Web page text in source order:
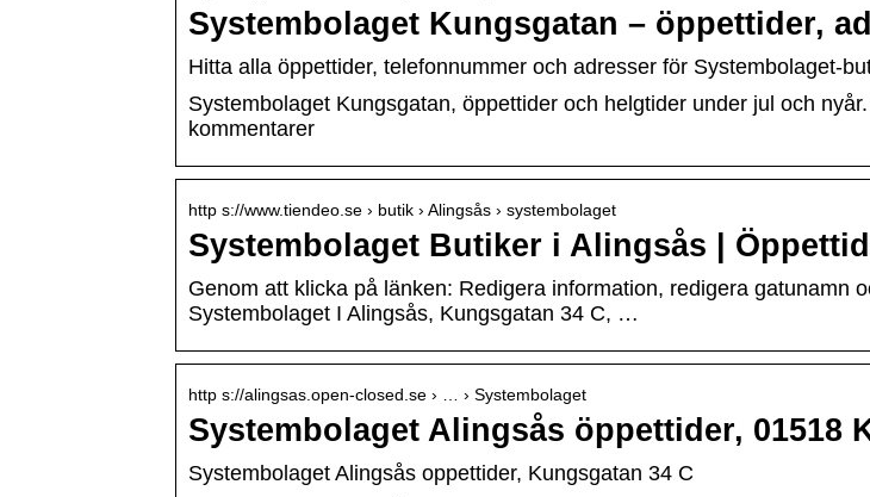
Systembolaget Kungsgatan – öppettider,
Hitta alla öppettider, telefonnummer och adresser för Systembolaget-
Systembolaget Kungsgatan, öppettider och helgtider under jul och
kommentarer
http s://www.tiendeo.se › butik › Alingsås › systembolaget
Systembolaget Butiker i Alingsås |
Genom att klicka på länken: Redigera information, redigera gatunamn
Systembolaget I Alingsås, Kungsgatan 34 C, …
http s://alingsas.open-closed.se › … › Systembolaget
Systembolaget Alingsås öppettider, 01518
Systembolaget Alingsås oppettider, Kungsgatan 34 C